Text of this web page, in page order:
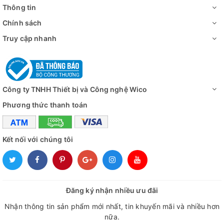
An toàn mạch Bảo vệ nhiệt độ quá cao hoặc quá thấp,
Công suất tiêu
+ Điện năng tiêu thụ Dual mode: 474Wh
+ Điện năng tiêu thụ Eco. Mode: 373Wh
Vật liệu
+ Vật liệu bên trong: thép không rỉ (#304)
Kích thước bên
trong (WxDxH)
1500×470×665 mm
Kích thước bên
ngoài (WxDx H)
2140×895×1155 mm
1 Pha, AC 230V, 50/60Hz
Thông tin
Chính sách
Truy cập nhanh
Công ty TNHH Thiết bị và Công nghệ Wico
Phương thức thanh toán
Kết nối với chúng tôi
Đăng ký nhận nhiều ưu đãi
Nhận thông tin sản phẩm mới nhất, tin khuyến mãi và nhiều hơn
nữa.